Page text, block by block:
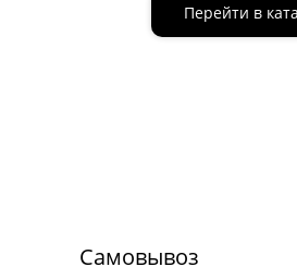
Перейти в
Самовывоз